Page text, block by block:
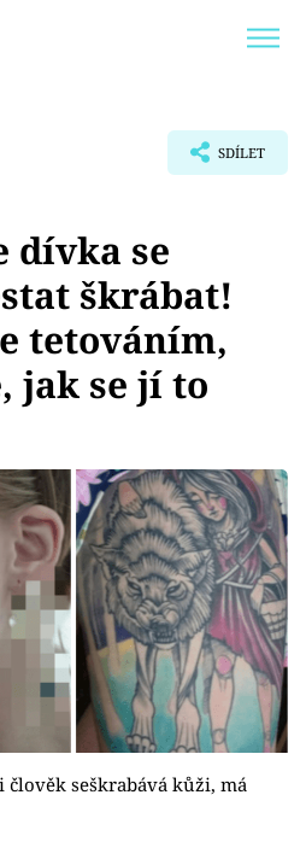
SDÍLET
dívka se
škrábat!
tetováním,
jak se jí to
člověk seškrabává kůži, má